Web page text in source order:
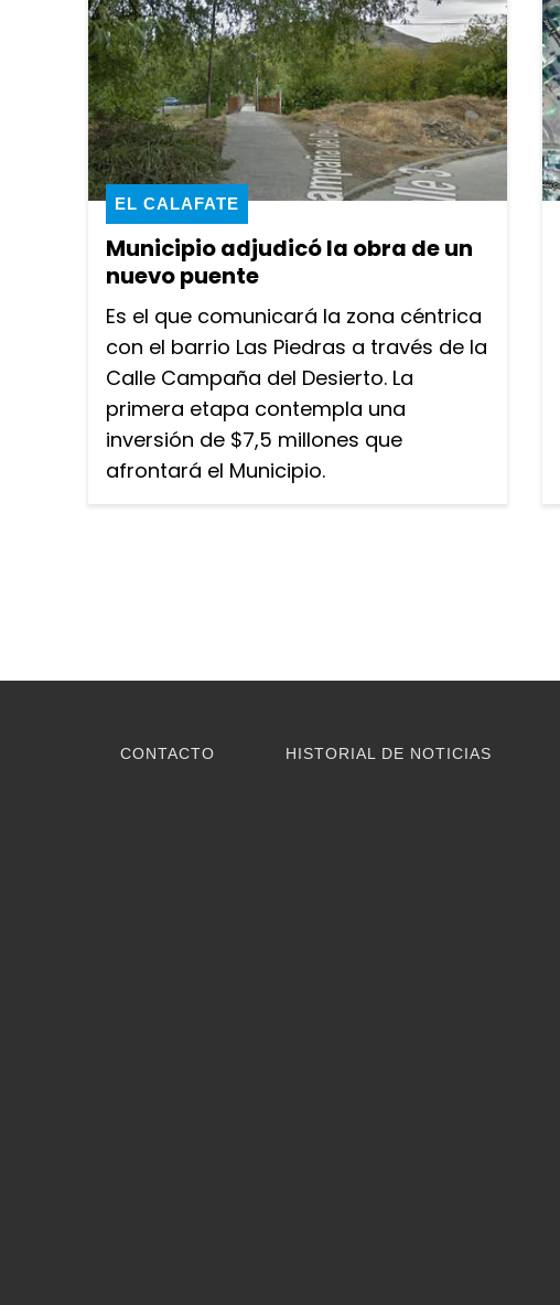
Municipio adjudicó la obra de un
nuevo puente
EL CALAFATE
Es el que comunicará la zona céntrica
con el barrio Las Piedras a través de la
Calle Campaña del Desierto. La
primera etapa contempla una
inversión de $7,5 millones que
afrontará el Municipio.
CONTACTO HISTORIAL DE NOTICIAS